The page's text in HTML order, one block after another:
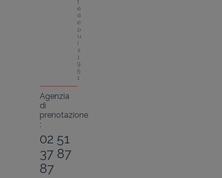
t
é
d
e
p
u
i
s
1
9
5
1
Agenzia
di
prenotazione
:
02 51
37 87
87